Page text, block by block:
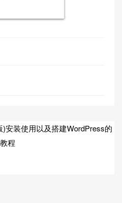
安装使用以及搭建WordPress的
教程